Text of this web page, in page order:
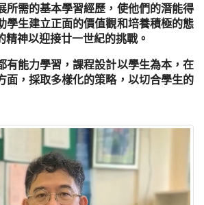
所需的基本學習經歷，使他們的潛能得
學生建立正面的價值觀和培養積極的態
精神以迎接廿一世紀的挑戰。
有能力學習，課程設計以學生為本，在
面，採取多樣化的策略，以切合學生的